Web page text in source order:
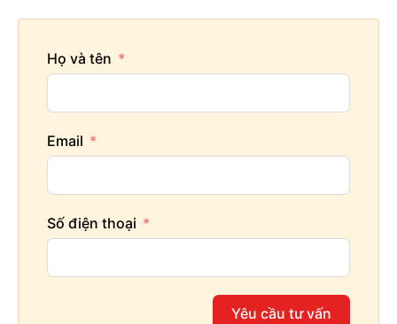
Họ và tên
Email
Số điện thoại
Yêu cầu tư vấn